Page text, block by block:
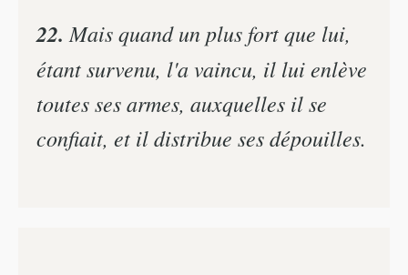
22. Mais quand un plus fort que lui,
étant survenu, l'a vaincu, il lui enlève
toutes ses armes, auxquelles il se
confiait, et il distribue ses dépouilles.